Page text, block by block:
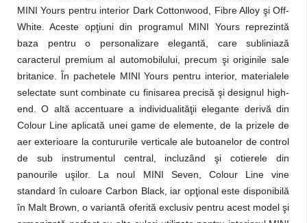
MINI Yours pentru interior Dark Cottonwood, Fibre Alloy şi Off-
White. Aceste opţiuni din programul MINI Yours reprezintă
baza pentru o personalizare elegantă, care subliniază
caracterul premium al automobilului, precum şi originile sale
britanice. În pachetele MINI Yours pentru interior, materialele
selectate sunt combinate cu finisarea precisă şi designul high-
end. O altă accentuare a individualităţii elegante derivă din
Colour Line aplicată unei game de elemente, de la prizele de
aer exterioare la contururile verticale ale butoanelor de control
de sub instrumentul central, incluzând şi cotierele din
panourile uşilor. La noul MINI Seven, Colour Line vine
standard în culoare Carbon Black, iar opţional este disponibilă
în Malt Brown, o variantă oferită exclusiv pentru acest model şi